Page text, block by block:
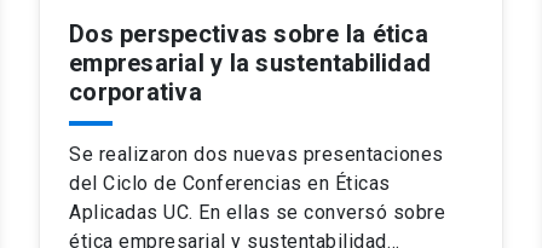
Dos perspectivas sobre la ética
empresarial y la sustentabilidad
corporativa
Se realizaron dos nuevas presentaciones
del Ciclo de Conferencias en Éticas
Aplicadas UC. En ellas se conversó sobre
ética empresarial y sustentabilidad…